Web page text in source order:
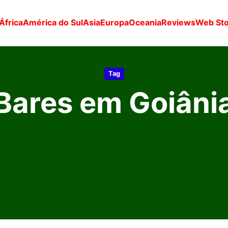
América do SulAsiaEuropaOceaniaReviewsWeb
Tag
em